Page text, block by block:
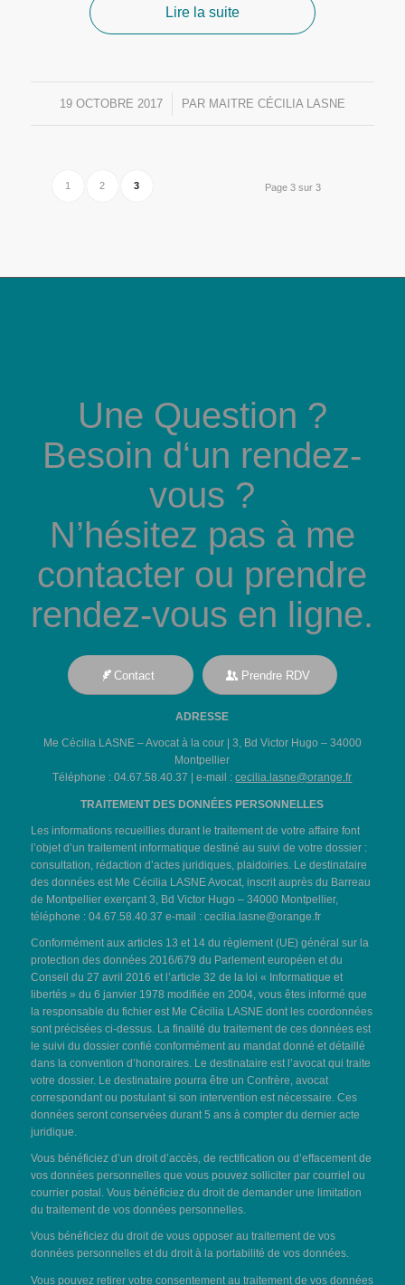
Lire la suite
19 OCTOBRE 2017
/ PAR MAITRE CÉCILIA LASNE
Page 3 sur 3
1 2 3
Une Question ?
Besoin d‘un rendez-
vous ?
N’hésitez pas à me
contacter ou prendre
rendez-vous en ligne.
Contact Prendre RDV
ADRESSE
Me Cécilia LASNE – Avocat à la cour | 3, Bd Victor Hugo – 34000
Montpellier
Téléphone : 04.67.58.40.37 | e-mail :cecilia.lasne@orange.fr
TRAITEMENT DES DONNÉES PERSONNELLES
Les informations recueillies durant le traitement de votre affaire font
l’objet d’un traitement informatique destiné au suivi de votre dossier :
consultation, rédaction d’actes juridiques, plaidoiries. Le destinataire
des données est Me Cécilia LASNE Avocat, inscrit auprès du Barreau
de Montpellier exerçant 3, Bd Victor Hugo – 34000 Montpellier,
téléphone : 04.67.58.40.37 e-mail : cecilia.lasne@orange.fr
Conformément aux articles 13 et 14 du règlement (UE) général sur la
protection des données 2016/679 du Parlement européen et du
Conseil du 27 avril 2016 et l’article 32 de la loi « Informatique et
libertés » du 6 janvier 1978 modifiée en 2004, vous êtes informé que
la responsable du fichier est Me Cécilia LASNE dont les coordonnées
sont précisées ci-dessus. La finalité du traitement de ces données est
le suivi du dossier confié conformément au mandat donné et détaillé
dans la convention d’honoraires. Le destinataire est l’avocat qui traite
votre dossier. Le destinataire pourra être un Confrère, avocat
correspondant ou postulant si son intervention est nécessaire. Ces
données seront conservées durant 5 ans à compter du dernier acte
juridique.
Vous bénéficiez d’un droit d’accès, de rectification ou d’effacement de
vos données personnelles que vous pouvez solliciter par courriel ou
courrier postal. Vous bénéficiez du droit de demander une limitation
du traitement de vos données personnelles.
Vous bénéficiez du droit de vous opposer au traitement de vos
données personnelles et du droit à la portabilité de vos données.
Vous pouvez retirer votre consentement au traitement de vos données